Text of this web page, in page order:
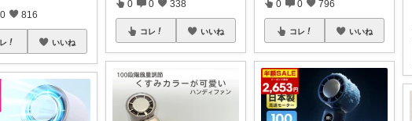
0 816
いいね
0 0 338
コレ いいね
0 0 796
コレ いいね